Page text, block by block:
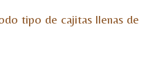
tipo de cajitas llenas de